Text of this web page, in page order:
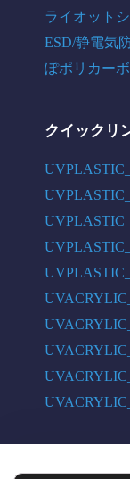
ライオット
ESD/静電気
ぽポリカー
クイックリ